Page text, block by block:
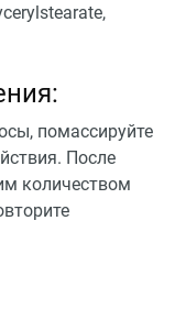
помассируйте
После
количеством